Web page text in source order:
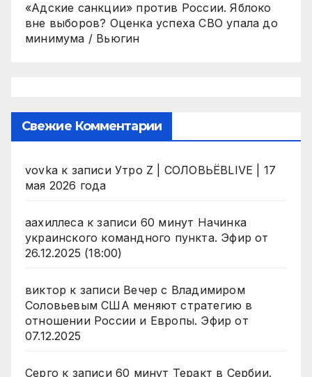
«Адские санкции» против России. Яблоко
вне выборов? Оценка успеха СВО упала до
минимума / Вьюгин
Свежие Комментарии
vovka к записи Утро Z | СОЛОВЬЁВLIVE | 17
мая 2026 года
аахиллесак записи 60 минут Начинка
украинского командного пункта. Эфир от
26.12.2025 (18:00)
виктор к записи Вечер с Владимиром
Соловьевым США меняют стратегию в
отношении России и Европы. Эфир от
07.12.2025
Серго к записи 60 минут Теракт в Сербии.